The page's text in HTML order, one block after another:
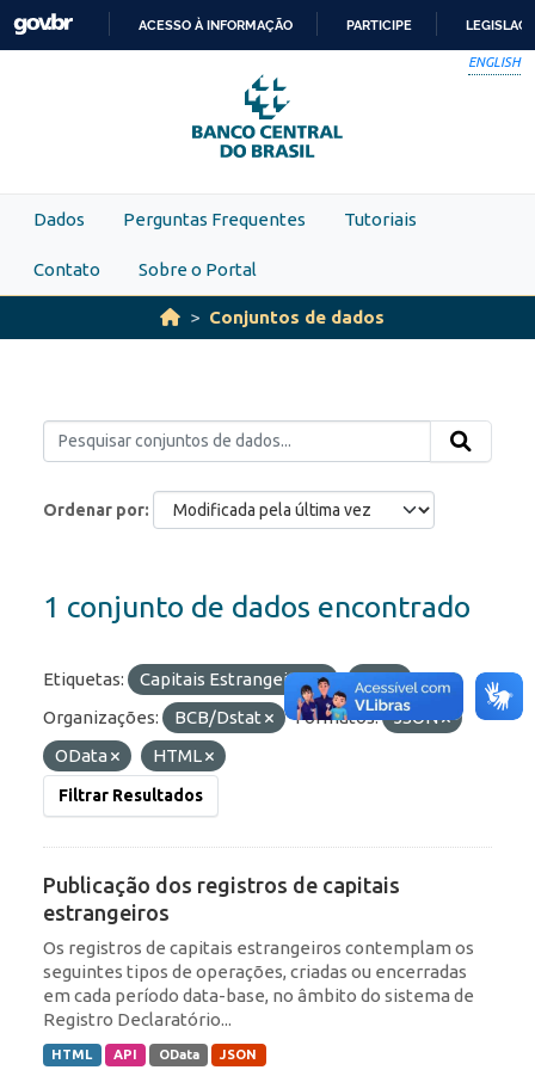
Skip to main content
PARA
O
CONTEÚDO
ACESSO À INFORMAÇÃO PARTICIPE
ENGLISH
Dados Perguntas Frequentes Tutoriais
Contato Sobre o Portal
Conjuntos de dados
Ordenar por
1 conjunto de dados encontrado
Etiquetas: Capitais Estrangeiros
IED
Organizações:
BCB/Dstat Formatos:
JSON
OData
HTML
Filtrar Resultados
Publicação dos registros de capitais
estrangeiros
Os registros de capitais estrangeiros contemplam os
seguintes tipos de operações, criadas ou encerradas
em cada período data-base, no âmbito do sistema de
Registro Declaratório...
HTML API OData JSON